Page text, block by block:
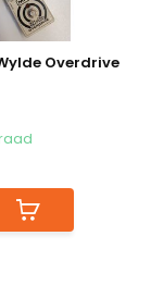
Overdrive